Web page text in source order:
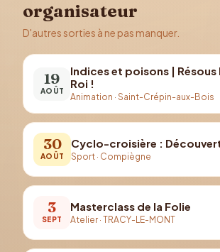
organisateur
D'autres sorties à ne pas manquer.
19
AOÛT
Indices et poisons |
Roi !
Animation · Saint-Crépin-aux-Bois
30
AOÛT
Cyclo-croisière :
Sport · Compiègne
3
SEPT
Masterclass de la Folie
Atelier · TRACY-LE-MONT